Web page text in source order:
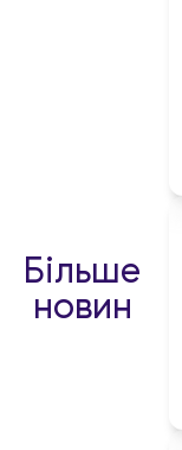
Більше
новин